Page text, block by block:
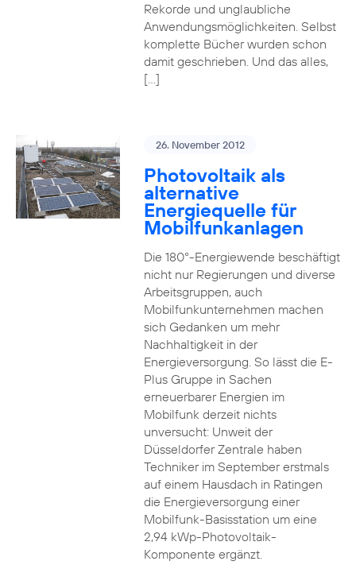
Rekorde und unglaubliche
Anwendungsmöglichkeiten. Selbst
komplette Bücher wurden schon
damit geschrieben. Und das alles,
[…]
26. November 2012
Photovoltaik als
alternative
Energiequelle für
Mobilfunkanlagen
Die 180°-Energiewende beschäftigt
nicht nur Regierungen und diverse
Arbeitsgruppen, auch
Mobilfunkunternehmen machen
sich Gedanken um mehr
Nachhaltigkeit in der
Energieversorgung. So lässt die E-
Plus Gruppe in Sachen
erneuerbarer Energien im
Mobilfunk derzeit nichts
unversucht: Unweit der
Düsseldorfer Zentrale haben
Techniker im September erstmals
auf einem Hausdach in Ratingen
die Energieversorgung einer
Mobilfunk-Basisstation um eine
2,94 kWp-Photovoltaik-
Komponente ergänzt.